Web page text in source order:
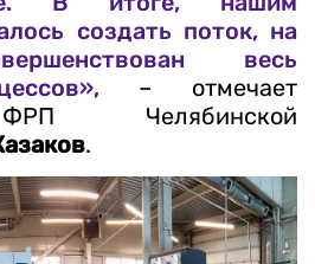
создать поток, на
весь
– отмечает
Челябинской
.